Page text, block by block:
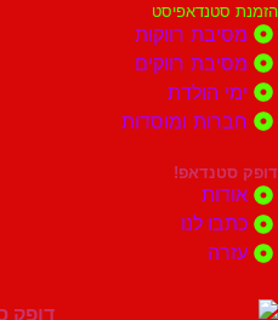
רווקות
רווקים
ומוסדות
לנו